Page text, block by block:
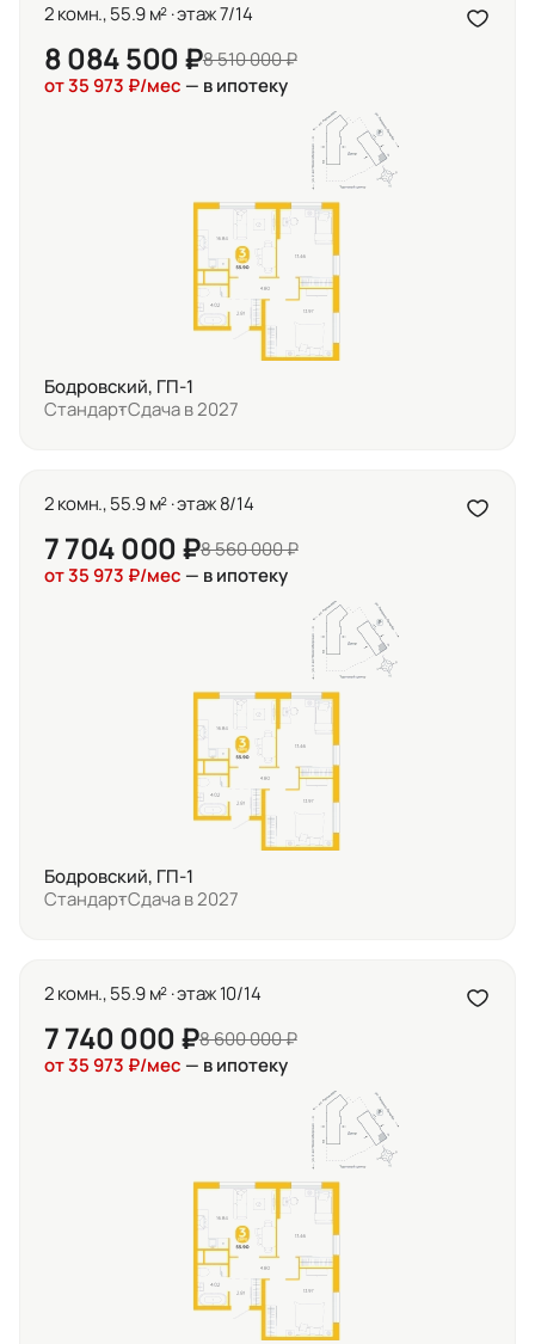
2 комн., 55.9 м² · этаж 7/14
8 084 500 ₽8 510 000 ₽
от 35 973 ₽/мес — в ипотеку
Бодровский, ГП-1
СтандартСдача в 2027
2 комн., 55.9 м² · этаж 8/14
7 704 000 ₽8 560 000 ₽
от 35 973 ₽/мес — в ипотеку
Бодровский, ГП-1
СтандартСдача в 2027
2 комн., 55.9 м² · этаж 10/14
7 740 000 ₽8 600 000 ₽
от 35 973 ₽/мес — в ипотеку